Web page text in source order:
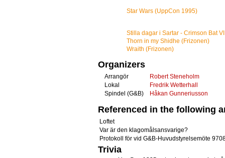
Star Wars (UppCon 1995)
Stilla dagar i Sartar - Crimson Bat VI
Thorn in my Shidhe (Frizonen)
Wraith (Frizonen)
Organizers
Arrangör
Robert Steneholm
Lokal
Fredrik Wetterhall
Spindel (G&B)
Håkan Gunneriusson
Referenced in the following
Loftet
Var är den klagomålsansvarige?
Protokoll för vid G&B-Huvudstyrelsemöte
Trivia